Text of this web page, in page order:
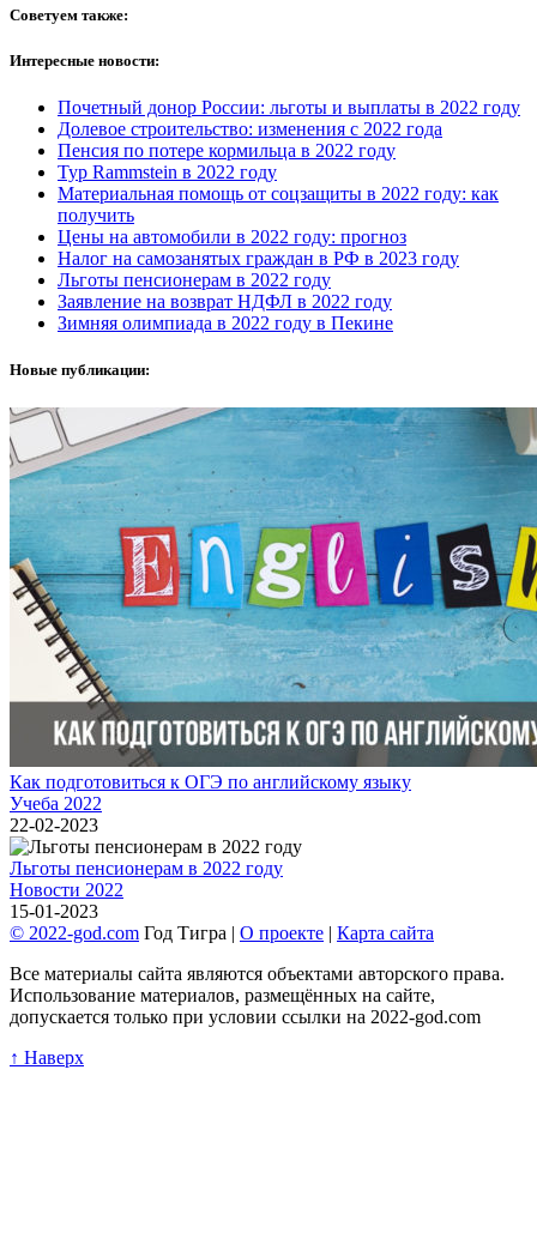
Советуем также:
Интересные новости:
Почетный донор России: льготы и выплаты в 2022 году
Долевое строительство: изменения с 2022 года
Пенсия по потере кормильца в 2022 году
Тур Rammstein в 2022 году
Материальная помощь от соцзащиты в 2022 году: как
получить
Цены на автомобили в 2022 году: прогноз
Налог на самозанятых граждан в РФ в 2023 году
Льготы пенсионерам в 2022 году
Заявление на возврат НДФЛ в 2022 году
Зимняя олимпиада в 2022 году в Пекине
Новые публикации:
Как подготовиться к ОГЭ по английскому языку
Учеба 2022
22-02-2023
Льготы пенсионерам в 2022 году
Новости 2022
15-01-2023
© 2022-god.com Год Тигра | О проекте | Карта сайта
Все материалы сайта являются объектами авторского права.
Использование материалов, размещённых на сайте,
допускается только при условии ссылки на 2022-god.com
↑ Наверх